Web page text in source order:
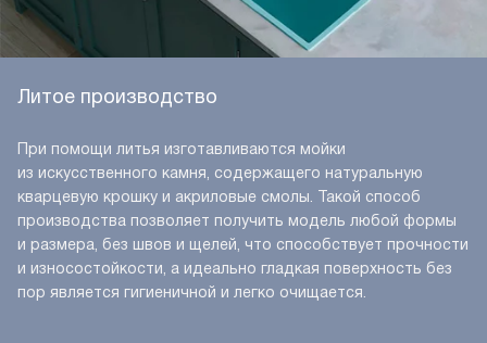
Литое производство
При помощи литья изготавливаются мойки
из искусственного камня, содержащего натуральную
кварцевую крошку и акриловые смолы. Такой способ
производства позволяет получить модель любой формы
и размера, без швов и щелей, что способствует прочности
и износостойкости, а идеально гладкая поверхность без
пор является гигиеничной и легко очищается.